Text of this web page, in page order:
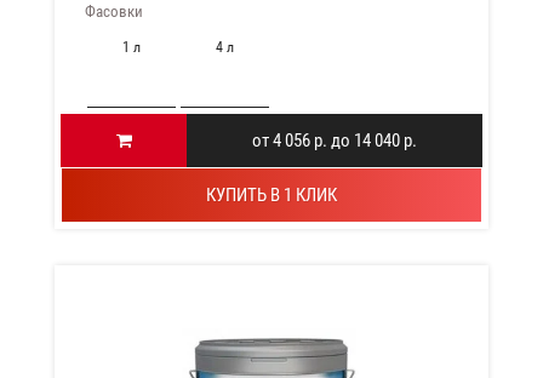
Фасовки
1 л 4 л
от 4 056 р. до 14 040 р.
КУПИТЬ В 1 КЛИК